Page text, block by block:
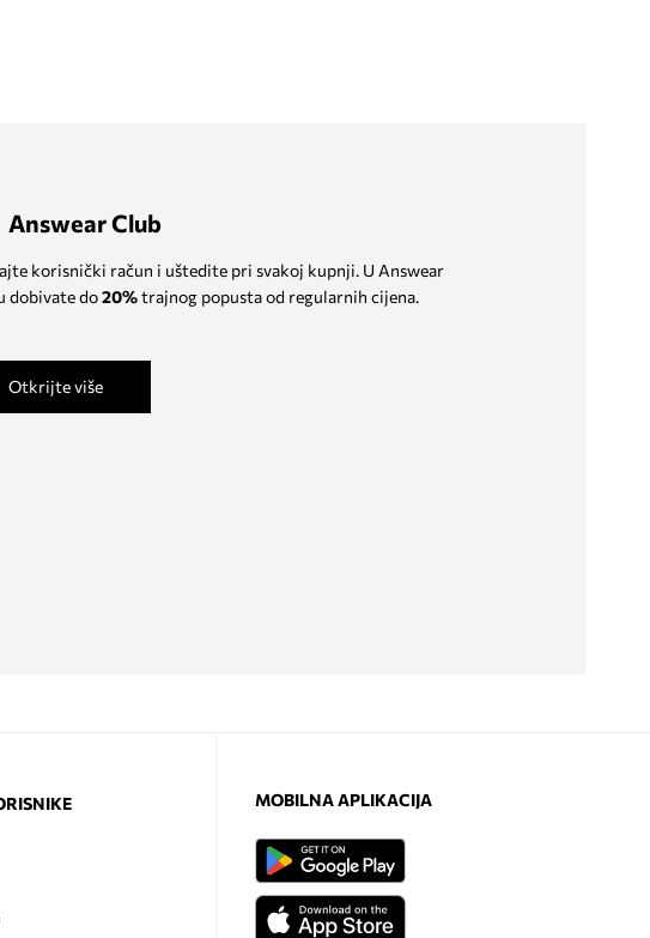
Answear Club
korisnički račun i uštedite pri svakoj kupnji. U Answear
dobivate do20%trajnog popusta od regularnih cijena.
Otkrijte više
MOBILNA APLIKACIJA